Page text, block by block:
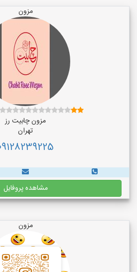
مزون
مزون چابیت رز
تهران
مشاهده پروفایل
مزون